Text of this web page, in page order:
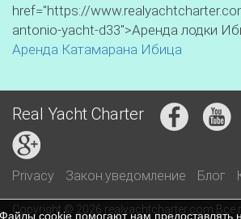
href="https://
antonio-yacht-d33">Аренда лодки
Аренда Катамарана Ибица
Real Yacht Charter
Privacy Закон.уведомление Блог
Copyright © 2026 realyachtcharter.com
cookie помогают нам предоставлять